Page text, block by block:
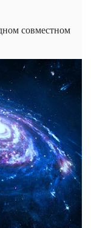
совместном